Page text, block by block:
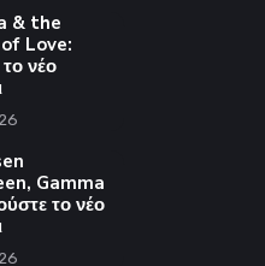
& the
Love:
νέο
Gamma
το νέο